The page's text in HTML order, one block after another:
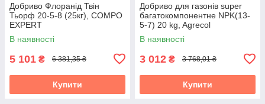
Добриво Флоранід Твін
Тьорф 20-5-8 (25кг), COMPO
EXPERT
В наявності
5 101 ₴ 6 381,35 ₴
Купити
Добриво для газонів super
багатокомпонентне NPK(13-
5-7) 20 kg, Agrecol
В наявності
3 012 ₴ 3 768,01 ₴
Купити